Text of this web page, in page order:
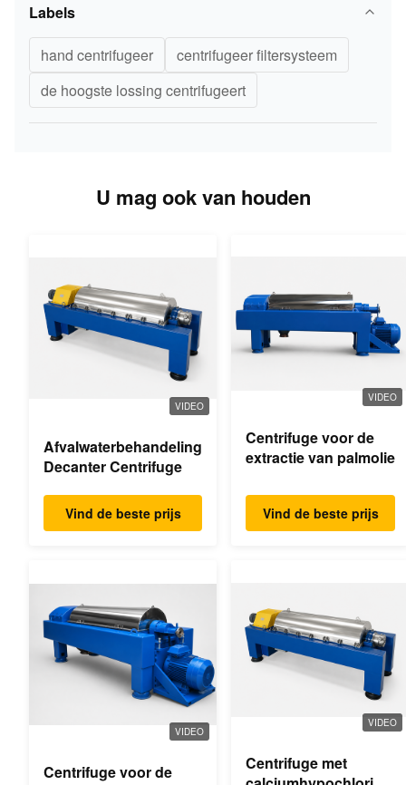
Labels
hand centrifugeer
centrifugeer filtersysteem
de hoogste lossing centrifugeert
U mag ook van houden
VIDEO
Afvalwaterbehandeling
Decanter Centrifuge
Vind de beste prijs
VIDEO
Centrifuge voor de
extractie van palmolie
Vind de beste prijs
VIDEO
Centrifuge voor de
VIDEO
Centrifuge met